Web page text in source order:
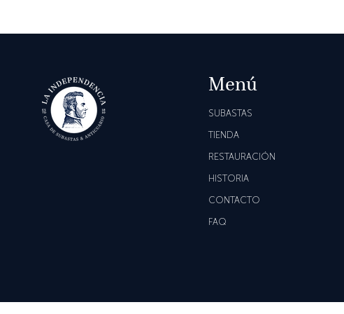
Menú
SUBASTAS
TIENDA
RESTAURACIÓN
HISTORIA
CONTACTO
FAQ